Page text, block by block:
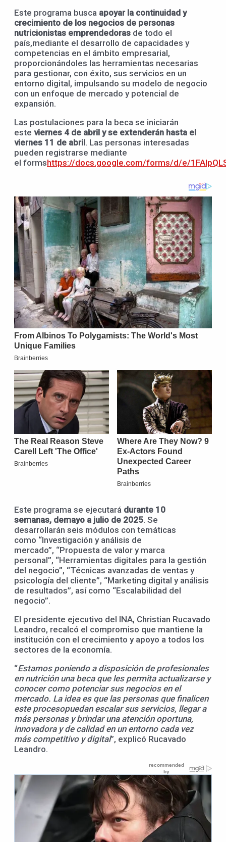
Este programa busca apoyar la continuidad y
crecimiento de los negocios de personas
nutricionistas emprendedoras de todo el
país,mediante el desarrollo de capacidades y
competencias en el ámbito empresarial,
proporcionándoles las herramientas necesarias
para gestionar, con éxito, sus servicios en un
entorno digital, impulsando su modelo de negocio
con un enfoque de mercado y potencial de
expansión.
Las postulaciones para la beca se iniciarán
este viernes 4 de abril y se extenderán hasta el
viernes 11 de abril. Las personas interesadas
pueden registrarse mediante
el formshttps://docs.google.com/forms/d/e/
Este programa se ejecutará durante 10
semanas, demayo a julio de 2025. Se
desarrollarán seis módulos con temáticas
como “Investigación y análisis de
mercado”, “Propuesta de valor y marca
personal”, “Herramientas digitales para la gestión
del negocio”, “Técnicas avanzadas de ventas y
psicología del cliente”, “Marketing digital y análisis
de resultados”, así como “Escalabilidad del
negocio”.
El presidente ejecutivo del INA, Christian Rucavado
Leandro, recalcó el compromiso que mantiene la
institución con el crecimiento y apoyo a todos los
sectores de la economía.
“Estamos poniendo a disposición de profesionales
en nutrición una beca que les permita actualizarse y
conocer como potenciar sus negocios en el
mercado. La idea es que las personas que finalicen
este procesopuedan escalar sus servicios, llegar a
más personas y brindar una atención oportuna,
innovadora y de calidad en un entorno cada vez
más competitivo y digital”, explicó Rucavado
Leandro.